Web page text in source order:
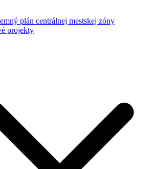
plán centrálnej mestskej zóny
projekty